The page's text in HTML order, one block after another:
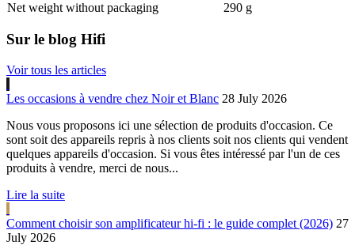
Net weight without packaging
290 g
Sur le blog Hifi
Voir tous les articles
Les occasions à vendre chez Noir et Blanc 28 July 2026
Nous vous proposons ici une sélection de produits d'occasion. Ce
sont soit des appareils repris à nos clients soit nos clients qui vendent
quelques appareils d'occasion. Si vous êtes intéressé par l'un de ces
produits à vendre, merci de nous...
Lire la suite
Comment choisir son amplificateur hi-fi : le guide complet (2026) 27
July 2026